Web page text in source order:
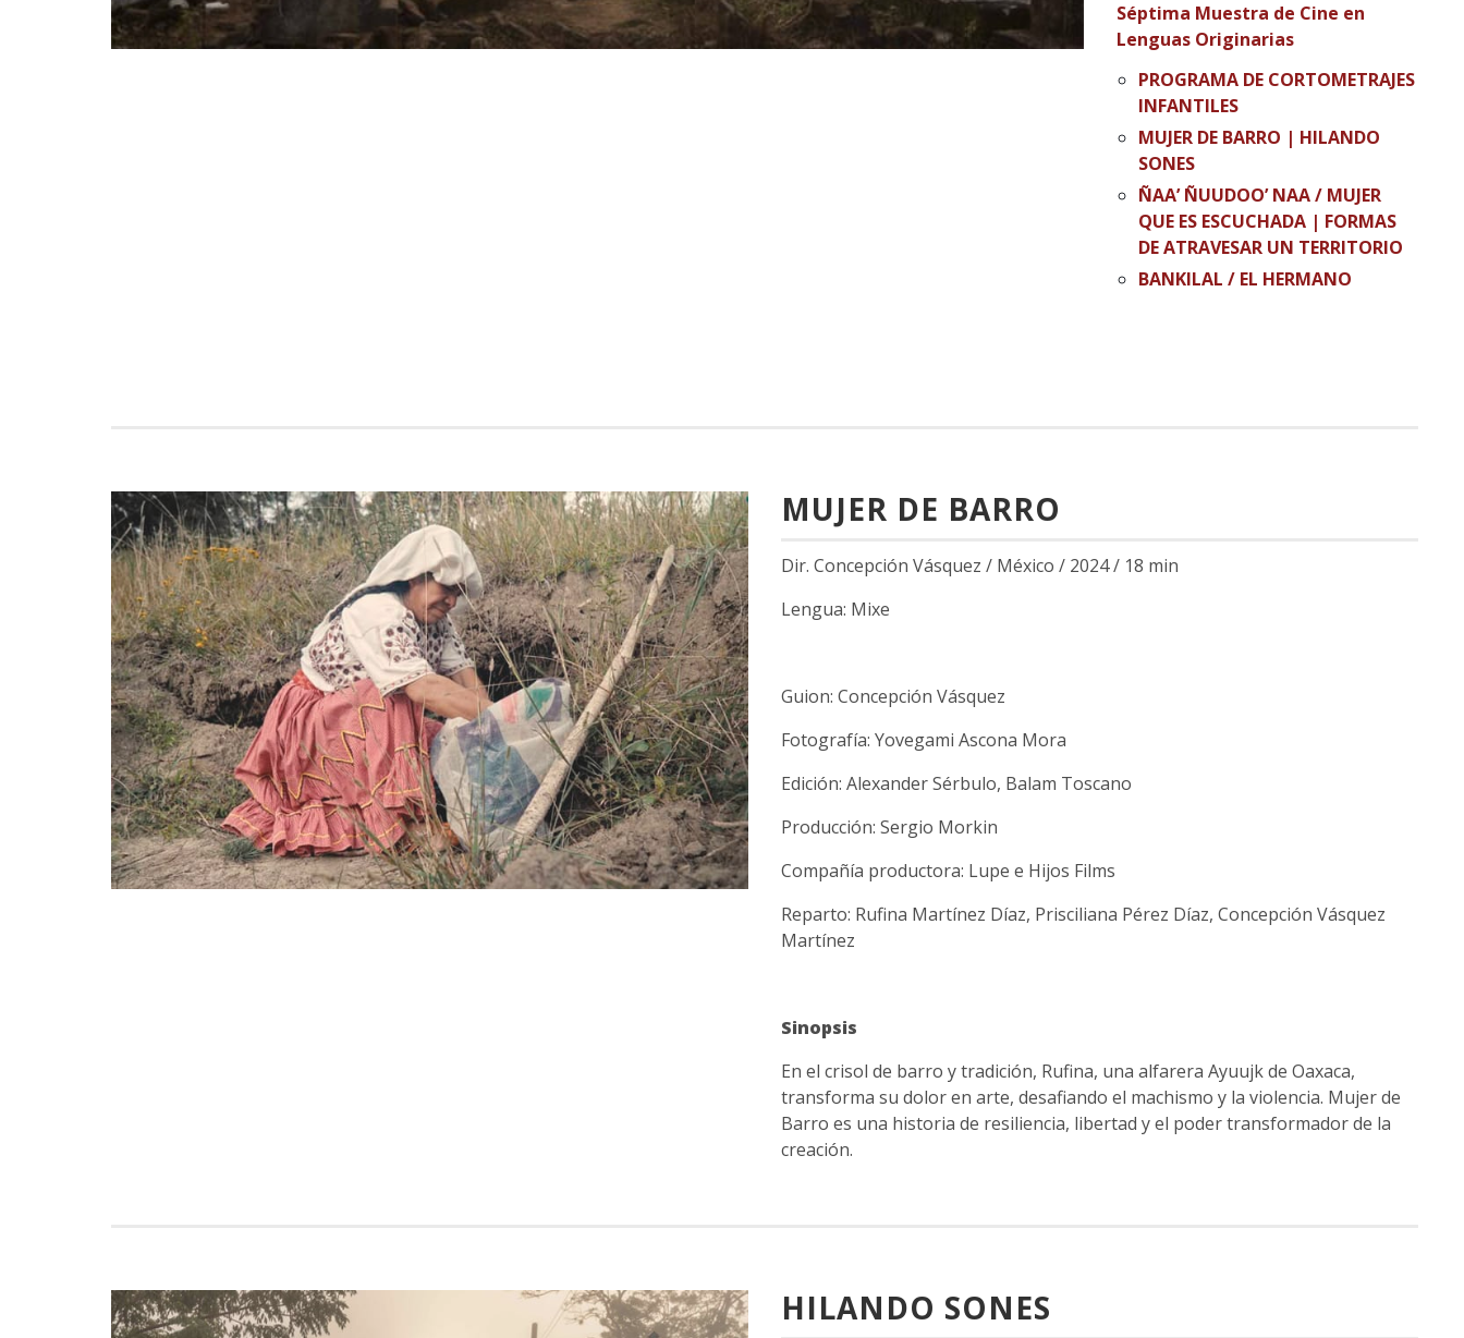
Séptima Muestra de Cine en
Lenguas Originarias
PROGRAMA DE CORTOMETRAJES
INFANTILES
MUJER DE BARRO | HILANDO
SONES
ÑAA’ ÑUUDOO’ NAA / MUJER
QUE ES ESCUCHADA | FORMAS
DE ATRAVESAR UN TERRITORIO
BANKILAL / EL HERMANO
MUJER DE BARRO
Dir. Concepción Vásquez / México / 2024 / 18 min
Lengua: Mixe
Guion: Concepción Vásquez
Fotografía: Yovegami Ascona Mora
Edición: Alexander Sérbulo, Balam Toscano
Producción: Sergio Morkin
Compañía productora: Lupe e Hijos Films
Reparto: Rufina Martínez Díaz, Prisciliana Pérez Díaz, Concepción Vásquez
Martínez
Sinopsis
En el crisol de barro y tradición, Rufina, una alfarera Ayuujk de Oaxaca,
transforma su dolor en arte, desafiando el machismo y la violencia. Mujer de
Barro es una historia de resiliencia, libertad y el poder transformador de la
creación.
HILANDO SONES